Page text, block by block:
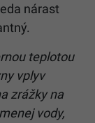
nárast
teplotou
vplyv
zrážky na
vody,